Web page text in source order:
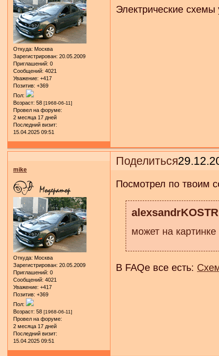
Откуда: Москва
Зарегистрирован: 20.05.2009
Приглашений: 0
Сообщений: 4021
Уважение: +417
Позитив: +369
Пол:
Возраст: 58 [1968-06-11]
Провел на форуме:
2 месяца 17 дней
Последний визит:
15.04.2025 09:51
Электрические
Поделиться
mike
Откуда: Москва
Зарегистрирован: 20.05.2009
Приглашений: 0
Сообщений: 4021
Уважение: +417
Позитив: +369
Пол:
Возраст: 58 [1968-06-11]
Провел на форуме:
2 месяца 17 дней
Последний визит:
15.04.2025 09:51
Посмотрел по твоим
может на
В FAQе все есть: